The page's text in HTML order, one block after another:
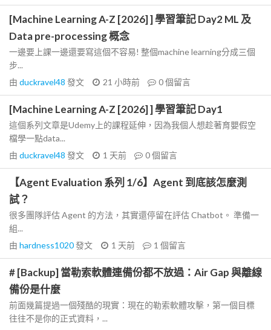
[Machine Learning A-Z [2026] ] 學習筆記 Day2 ML 及
Data pre-processing 概念
一邊要上課一邊還要寫這個不容易! 整個machine learning分成三個
步...
由 duckravel48 發文 21 小時前 0個留言
[Machine Learning A-Z [2026] ] 學習筆記 Day1
這個系列文章是Udemy上的課程延伸，因為我個人想趁著育嬰假空
檔學一點data...
由 duckravel48 發文 1 天前 0個留言
【Agent Evaluation 系列 1/6】Agent 到底該怎麼測
試？
很多團隊評估 Agent 的方法，其實還停留在評估 Chatbot。 準備一
組...
由 hardness1020發文 1 天前 1 個留言
# [Backup] 當勒索軟體連備份都不放過：Air Gap 與離線
備份是什麼
前面幾篇提過一個殘酷的現實：現在的勒索軟體攻擊，第一個目標
往往不是你的正式資料，...